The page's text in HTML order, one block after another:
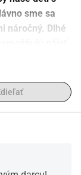
sme sa
náročný. Dlhé
čo si
o finančnú
do školy a
potreby a